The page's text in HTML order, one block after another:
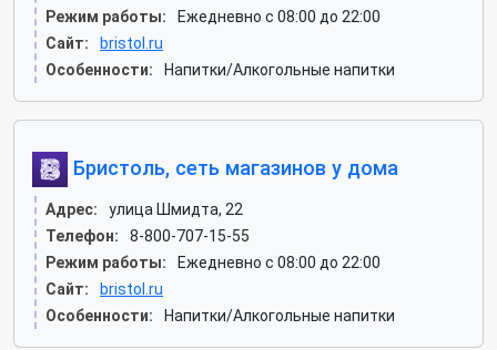
Режим работы:
Ежедневно с 08:00 до 22:00
Сайт:
bristol.ru
Особенности:
Напитки/Алкогольные напитки
Бристоль, сеть магазинов у дома
Адрес:
улица Шмидта, 22
Телефон:
8-800-707-15-55
Режим работы:
Ежедневно с 08:00 до 22:00
Сайт:
bristol.ru
Особенности:
Напитки/Алкогольные напитки